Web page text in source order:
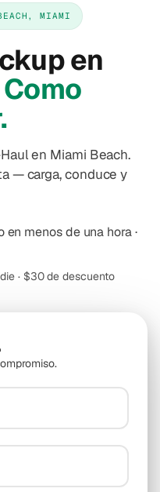
MIAMI
en
Como
en Miami Beach.
— carga, conduce y
en menos de una hora ·
· $30 de descuento